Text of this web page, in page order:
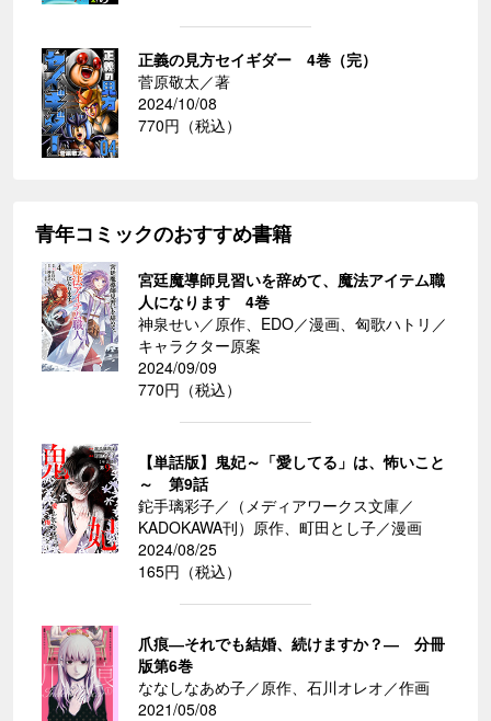
正義の見方セイギダー 4巻（完）
菅原敬太／著
2024/10/08
770円（税込）
青年コミックのおすすめ書籍
宮廷魔導師見習いを辞めて、魔法アイテム職
人になります 4巻
神泉せい／原作、EDO／漫画、匈歌ハトリ／
キャラクター原案
2024/09/09
770円（税込）
【単話版】鬼妃～「愛してる」は、怖いこと
～ 第9話
鉈手璃彩子／（メディアワークス文庫／
KADOKAWA刊）原作、町田とし子／漫画
2024/08/25
165円（税込）
爪痕―それでも結婚、続けますか？― 分冊
版第6巻
ななしなあめ子／原作、石川オレオ／作画
2021/05/08